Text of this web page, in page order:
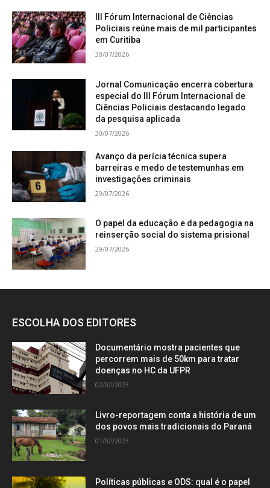
III Fórum Internacional de Ciências
Policiais reúne mais de mil participantes
em Curitiba
30/07/2026
Jornal Comunicação encerra cobertura
especial do III Fórum Internacional de
Ciências Policiais destacando legado
da pesquisa aplicada
30/07/2026
Avanço da perícia técnica supera
barreiras e medo de testemunhas em
investigações criminais
29/07/2026
O papel da educação e da pedagogia na
reinserção social do sistema prisional
29/07/2026
ESCOLHA DOS EDITORES
Documentário mostra pacientes que
percorrem mais de 50km para tratar
doenças no HC da UFPR
02/02/2023
Livro-reportagem conta a história de um
dos povos mais tradicionais do Paraná
01/02/2023
Políticas públicas e ODS: qual é o papel